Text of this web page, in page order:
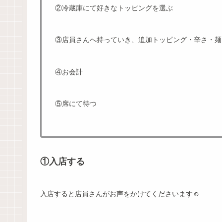
②冷蔵庫にて好きなトッピングを選ぶ
③店員さんへ持っていき、追加トッピング・辛さ・麺
④お会計
⑤席にて待つ
①入店する
入店すると店員さんがお声をかけてくださいます☺️